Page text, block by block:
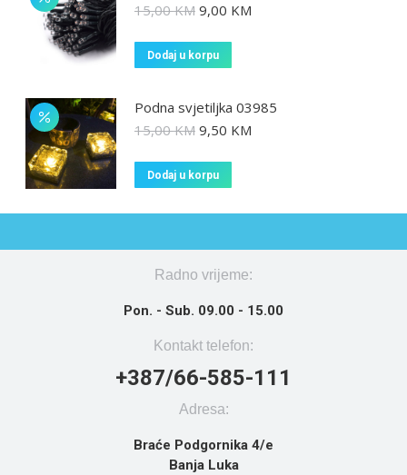
15,00KM 9,00 KM
Dodaj u korpu
Podna svjetiljka 03985
15,00KM 9,50 KM
Dodaj u korpu
Radno vrijeme:
Pon. - Sub. 09.00 - 15.00
Kontakt telefon:
+387/66-585-111
Adresa:
Braće Podgornika 4/e
Banja Luka